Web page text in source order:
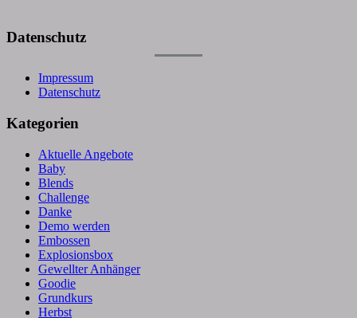
Datenschutz
Impressum
Datenschutz
Kategorien
Aktuelle Angebote
Baby
Blends
Challenge
Danke
Demo werden
Embossen
Explosionsbox
Gewellter Anhänger
Goodie
Grundkurs
Herbst